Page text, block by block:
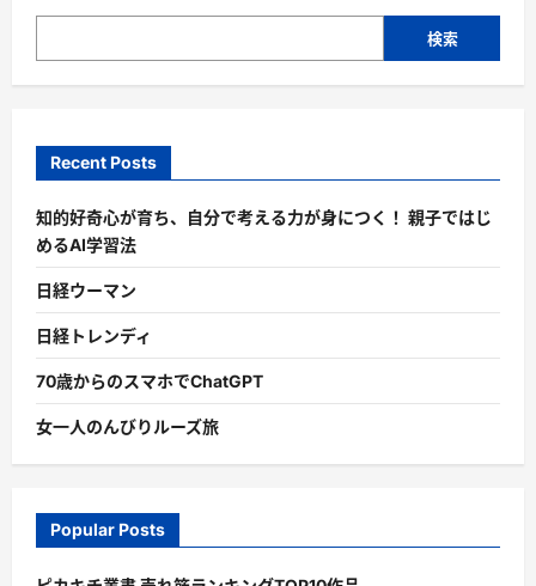
検索
Recent Posts
知的好奇心が育ち、自分で考える力が身につく！ 親子ではじ
めるAI学習法
日経ウーマン
日経トレンディ
70歳からのスマホでChatGPT
女一人のんびりルーズ旅
Popular Posts